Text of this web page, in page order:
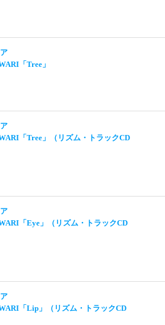
「Tree」
「Tree」（リズム・トラックCD
「Eye」（リズム・トラックCD
「Lip」（リズム・トラックCD